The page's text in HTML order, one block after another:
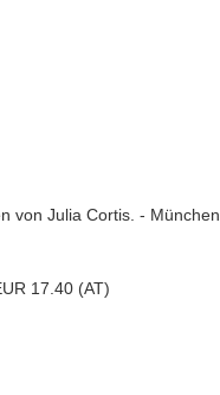
von Julia Cortis. - München
17.40 (AT)